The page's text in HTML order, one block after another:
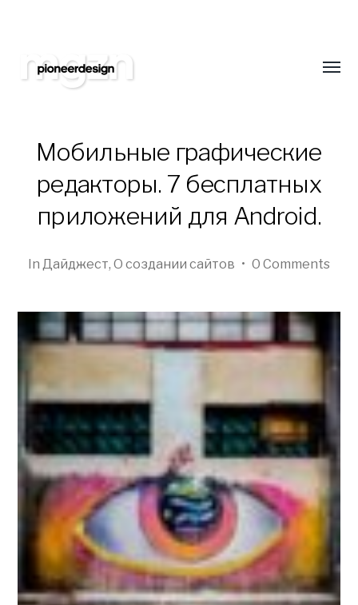
Pioneer
Design
Studio
Мобильные графические
редакторы. 7 бесплатных
приложений для Android.
In Дайджест, О создании сайтов • 0 Comments
сайтостроения. Только самая свежая и